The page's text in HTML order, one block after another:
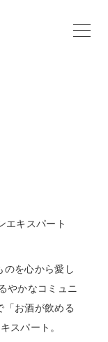
エキスパート
のを心から愛し
やかなコミュニ
「お酒が飲める
スパート。